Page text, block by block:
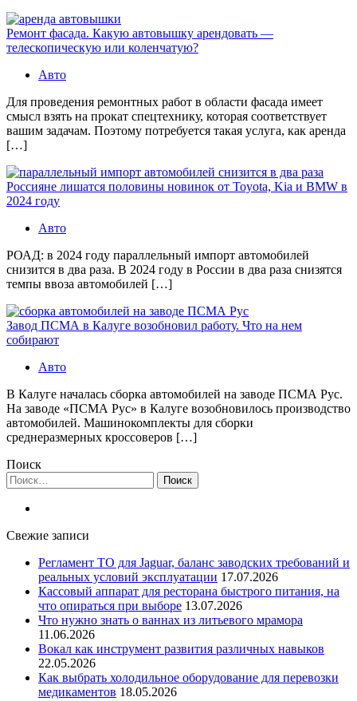
Ремонт фасада. Какую автовышку арендовать —
телескопическую или коленчатую?
Авто
Для проведения ремонтных работ в области фасада имеет
смысл взять на прокат спецтехнику, которая соответствует
вашим задачам. Поэтому потребуется такая услуга, как аренда
[…]
Россияне лишатся половины новинок от Toyota, Kia и BMW в
2024 году
Авто
РОАД: в 2024 году параллельный импорт автомобилей
снизится в два раза. В 2024 году в России в два раза снизятся
темпы ввоза автомобилей […]
Завод ПСМА в Калуге возобновил работу. Что на нем
собирают
Авто
В Калуге началась сборка автомобилей на заводе ПСМА Рус.
На заводе «ПСМА Рус» в Калуге возобновилось производство
автомобилей. Машинокомплекты для сборки
среднеразмерных кроссоверов […]
Поиск
Найти:
Свежие записи
Регламент ТО для Jaguar, баланс заводских требований и
реальных условий эксплуатации 17.07.2026
Кассовый аппарат для ресторана быстрого питания, на
что опираться при выборе 13.07.2026
Что нужно знать о ваннах из литьевого мрамора
11.06.2026
Вокал как инструмент развития различных навыков
22.05.2026
Как выбрать холодильное оборудование для перевозки
медикаментов 18.05.2026